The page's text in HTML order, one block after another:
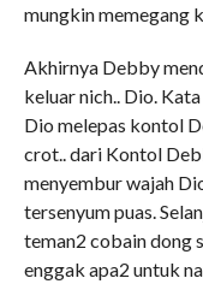
mungkin memegang
Akhirnya Debby
keluar nich.. Dio.
Dio melepas kontol
crot.. dari Kontol
menyembur wajah
tersenyum puas.
teman2 cobain dong
enggak apa2 untuk